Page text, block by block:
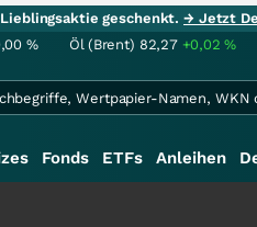
Lieblingsaktie geschenkt.→ Jetzt
% Öl (Brent) 82,27 +0,02%
Fonds ETFs Anleihen